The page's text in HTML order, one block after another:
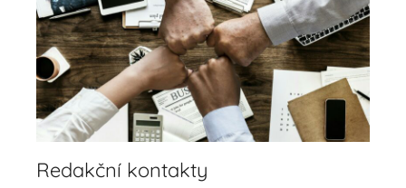
Redakční kontakty